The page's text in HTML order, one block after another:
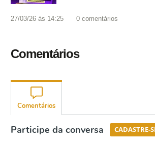
27/03/26 às 14:25 0 comentários
Comentários